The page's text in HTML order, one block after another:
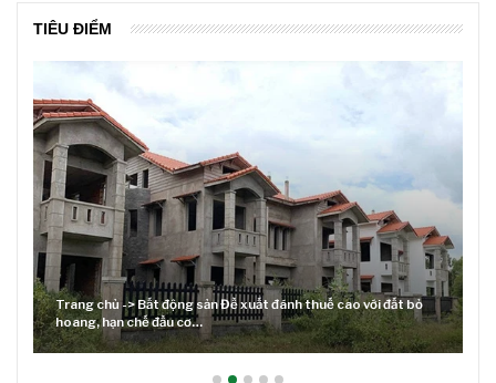
TIÊU ĐIỂM
Trang chủ -> Bất động sản Đề xuất đánh thuế cao với đất bỏ
hoang, hạn chế đầu cơ…